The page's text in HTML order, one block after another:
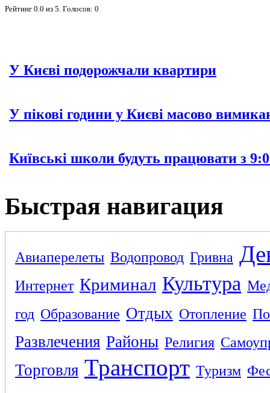
Рейтинг 0.0 из 5 . Голосов: 0
У Києві подорожчали квартири
У пікові години у Києві масово
Київські школи будуть працювати з
Быстрая навигация
Авиаперелеты Водопровод Гривна
Интернет Криминал Культура
год Образование Отдых Отопление
Развлечения Районы Религия
Торговля Транспорт Туризм